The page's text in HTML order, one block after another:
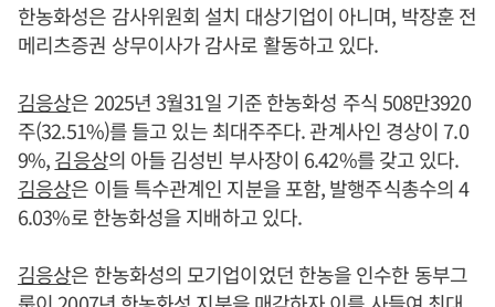
한농화성은 감사위원회 설치 대상기업이 아니며, 박장훈 전
메리츠증권 상무이사가 감사로 활동하고 있다.
김응상은 2025년 3월31일 기준 한농화성 주식 508만3920
주(32.51%)를 들고 있는 최대주주다. 관계사인 경상이 7.0
9%,김응상의 아들 김성빈 부사장이 6.42%를 갖고 있다.
김응상은 이들 특수관계인 지분을 포함, 발행주식총수의 4
6.03%로 한농화성을 지배하고 있다.
김응상은 한농화성의 모기업이었던 한농을 인수한 동부그